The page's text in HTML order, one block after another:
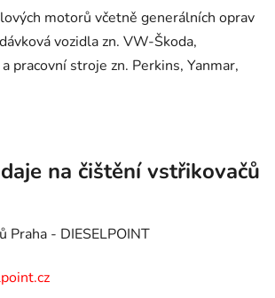
motorů včetně generálních oprav
vozidla zn. VW-Škoda,
pracovní stroje zn. Perkins, Yanmar,
na čištění vstřikovačů
Praha - DIESELPOINT